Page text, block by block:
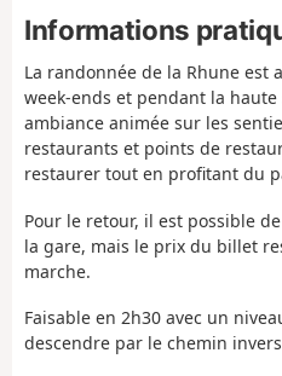
Informations
La randonnée de la Rhune est
week-ends et pendant la
ambiance animée sur les
restaurants et points de
restaurer tout en profitant du
Pour le retour, il est possible
la gare, mais le prix du billet
marche.
Faisable en 2h30 avec un
descendre par le chemin